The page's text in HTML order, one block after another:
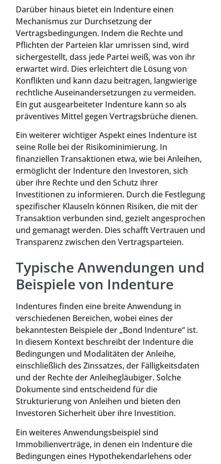
Darüber hinaus bietet ein Indenture einen
Mechanismus zur Durchsetzung der
Vertragsbedingungen. Indem die Rechte und
Pflichten der Parteien klar umrissen sind, wird
sichergestellt, dass jede Partei weiß, was von ihr
erwartet wird. Dies erleichtert die Lösung von
Konflikten und kann dazu beitragen, langwierige
rechtliche Auseinandersetzungen zu vermeiden.
Ein gut ausgearbeiteter Indenture kann so als
präventives Mittel gegen Vertragsbrüche dienen.
Ein weiterer wichtiger Aspekt eines Indenture ist
seine Rolle bei der Risikominimierung. In
finanziellen Transaktionen etwa, wie bei Anleihen,
ermöglicht der Indenture den Investoren, sich
über ihre Rechte und den Schutz ihrer
Investitionen zu informieren. Durch die Festlegung
spezifischer Klauseln können Risiken, die mit der
Transaktion verbunden sind, gezielt angesprochen
und gemanagt werden. Dies schafft Vertrauen und
Transparenz zwischen den Vertragsparteien.
Typische Anwendungen und
Beispiele von Indenture
Indentures finden eine breite Anwendung in
verschiedenen Bereichen, wobei eines der
bekanntesten Beispiele der „Bond Indenture“ ist.
In diesem Kontext beschreibt der Indenture die
Bedingungen und Modalitäten der Anleihe,
einschließlich des Zinssatzes, der Fälligkeitsdaten
und der Rechte der Anleihegläubiger. Solche
Dokumente sind entscheidend für die
Strukturierung von Anleihen und bieten den
Investoren Sicherheit über ihre Investition.
Ein weiteres Anwendungsbeispiel sind
Immobilienverträge, in denen ein Indenture die
Bedingungen eines Hypothekendarlehens oder